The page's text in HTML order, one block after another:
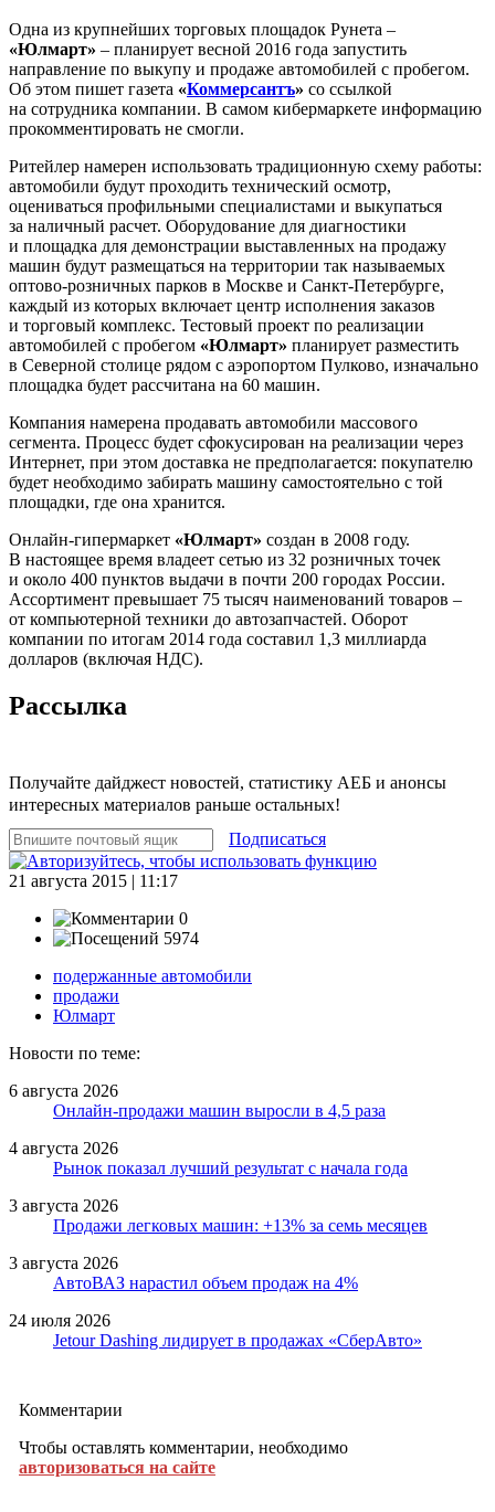
Одна из крупнейших торговых площадок Рунета –
«Юлмарт» – планирует весной 2016 года запустить
направление по выкупу и продаже автомобилей с пробегом.
Об этом пишет газета «Коммерсантъ» со ссылкой
на сотрудника компании. В самом кибермаркете информацию
прокомментировать не смогли.
Ритейлер намерен использовать традиционную схему работы:
автомобили будут проходить технический осмотр,
оцениваться профильными специалистами и выкупаться
за наличный расчет. Оборудование для диагностики
и площадка для демонстрации выставленных на продажу
машин будут размещаться на территории так называемых
оптово-розничных парков в Москве и Санкт-Петербурге,
каждый из которых включает центр исполнения заказов
и торговый комплекс. Тестовый проект по реализации
автомобилей с пробегом «Юлмарт» планирует разместить
в Северной столице рядом с аэропортом Пулково, изначально
площадка будет рассчитана на 60 машин.
Компания намерена продавать автомобили массового
сегмента. Процесс будет сфокусирован на реализации через
Интернет, при этом доставка не предполагается: покупателю
будет необходимо забирать машину самостоятельно с той
площадки, где она хранится.
Онлайн-гипермаркет «Юлмарт» создан в 2008 году.
В настоящее время владеет сетью из 32 розничных точек
и около 400 пунктов выдачи в почти 200 городах России.
Ассортимент превышает 75 тысяч наименований товаров –
от компьютерной техники до автозапчастей. Оборот
компании по итогам 2014 года составил 1,3 миллиарда
долларов (включая НДС).
Рассылка
Получайте дайджест новостей, статистику АЕБ и анонсы
интересных материалов раньше остальных!
Подписаться
21 августа 2015 | 11:17
0
5974
подержанные автомобили
продажи
Юлмарт
Новости по теме:
6 августа 2026
Онлайн-продажи машин выросли в 4,5 раза
4 августа 2026
Рынок показал лучший результат с начала года
3 августа 2026
Продажи легковых машин: +13% за семь месяцев
3 августа 2026
АвтоВАЗ нарастил объем продаж на 4%
24 июля 2026
Jetour Dashing лидирует в продажах «СберАвто»
Комментарии
Чтобы оставлять комментарии, необходимо
авторизоваться на сайте